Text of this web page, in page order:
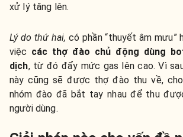
xử lý tăng lên.
Lý do thứ hai, có phần “thuyết âm mưu”
việc các thợ đào chủ động dùng
dịch, từ đó đẩy mức gas lên cao. Vì
này cũng sẽ được thợ đào thu về,
nhóm đào đã bắt tay nhau để thu
người dùng.